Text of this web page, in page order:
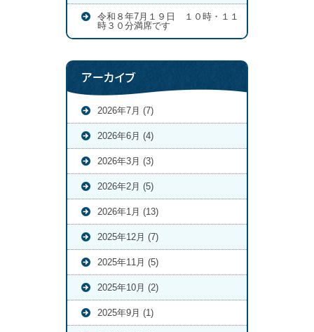
令和８年7月１９日 １０時・１１
時３０分満席です
アーカイブ
2026年7月 (7)
2026年6月 (4)
2026年3月 (3)
2026年2月 (5)
2026年1月 (13)
2025年12月 (7)
2025年11月 (5)
2025年10月 (2)
2025年9月 (1)